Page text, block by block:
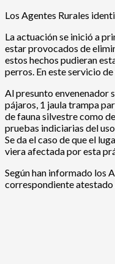
Los Agentes Rurales
La actuación se inició a
estar provocados de
estos hechos pudieran
perros. En este servicio
Al presunto envenenador
pájaros, 1 jaula trampa
de fauna silvestre como
pruebas indiciarias del
Se da el caso de que el
viera afectada por esta
Según han informado los
correspondiente